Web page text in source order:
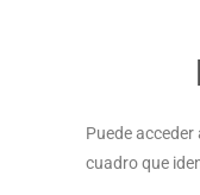
Puede
cuadro que